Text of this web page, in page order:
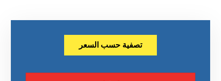
تصفية حسب السعر